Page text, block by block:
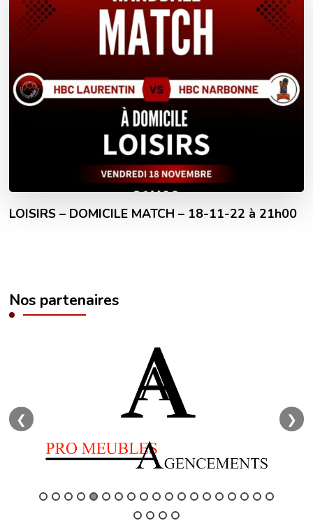
LOISIRS – DOMICILE MATCH – 18-11-22 à 21h00
Nos partenaires
❮ ❯